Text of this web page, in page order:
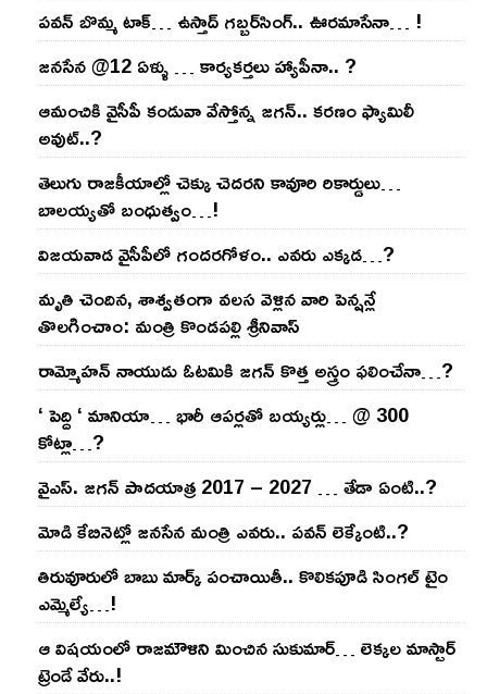
ప‌వ‌న్ బొమ్మ టాక్‌… ఉస్తాద్ గ‌బ్బ‌ర్‌సింగ్‌.. ఊర‌మాసేనా… !
జనసేన @12 ఏళ్ళు … కార్యకర్తలు హ్యాపీనా.. ?
ఆమంచికి వైసీపీ కండువా వేస్తోన్న జ‌గ‌న్‌.. క‌ర‌ణం ఫ్యామిలీ
అవుట్‌..?
తెలుగు రాజ‌కీయాల్లో చెక్కు చెద‌ర‌ని కావూరి రికార్డులు…
బాల‌య్యతో బంధుత్వం…!
విజ‌య‌వాడ వైసీపీలో గంద‌ర‌గోళం.. ఎవ‌రు ఎక్క‌డ‌…?
మృతి చెందిన, శాశ్వతంగా వలస వెళ్లిన వారి పెన్ష‌న్లే
తొల‌గించాం: మంత్రి కొండపల్లి శ్రీనివాస్
రామ్మోహ‌న్ నాయుడు ఓట‌మికి జ‌గ‌న్ కొత్త అస్త్రం ఫ‌లించేనా…?
‘ పెద్ది ‘ మానియా… భారీ ఆప‌ర్ల‌తో బ‌య్య‌ర్లు… @ 300
కోట్లా…?
వైఎస్‌. జ‌గ‌న్ పాద‌యాత్ర 2017 – 2027 … తేడా ఏంటి..?
మోడి కేబినెట్లో జ‌నసేన మంత్రి ఎవ‌రు.. ప‌వ‌న్ లెక్కేంటి..?
తిరువూరులో బాబు మార్క్ పంచాయితీ.. కొలిక‌పూడి సింగ‌ల్ టైం
ఎమ్మెల్యే…!
ఆ విష‌యంలో రాజ‌మౌళిని మించిన సుకుమార్‌… లెక్క‌ల మాస్టార్
ట్రెండే వేరు..!